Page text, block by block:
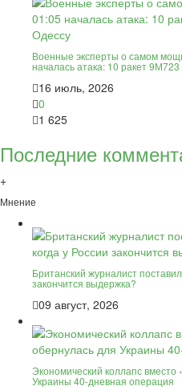
Военные эксперты о самом
началась атака: 10 ракет
16 июль, 2026
0
1 625
Последние
+
Мнение
Британский журналист
закончится выдержка?
09 август, 2026
Экономический коллапс
Украины 40-дневная операция